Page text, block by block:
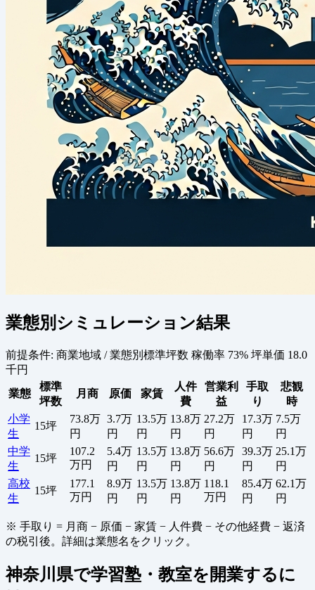
業態別シミュレーション結果
前提条件: 商業地域 / 業態別標準坪数 稼働率 73% 坪単価 18.0
千円
業態
標準
坪数
月商 原価 家賃
人件
費
営業利
益
手取
り
悲観
時
小学
生
15坪
73.8万
円
3.7万
円
13.5万
円
13.8万
円
27.2万
円
17.3万
円
7.5万
円
中学
生
15坪
107.2
万円
5.4万
円
13.5万
円
13.8万
円
56.6万
円
39.3万
円
25.1万
円
高校
生
15坪
177.1
万円
8.9万
円
13.5万
円
13.8万
円
118.1
万円
85.4万
円
62.1万
円
※ 手取り = 月商 − 原価 − 家賃 − 人件費 − その他経費 − 返済
の税引後。詳細は業態名をクリック。
神奈川県で学習塾・教室を開業するに